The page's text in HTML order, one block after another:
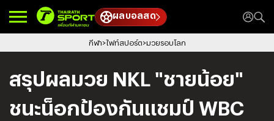
ผลบอลสด
กีฬา ไฟท์สปอร์ต มวยรอบโลก
สรุปผลมวย NKL "ชายน้อย"
ชนะน็อกป้องกันแชมป์ WBC